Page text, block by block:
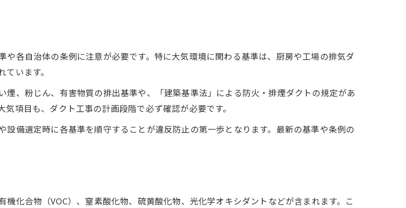
各自治体の条例に注意が必要です。特に大気環境に関わる基準は、厨房や工場の排気ダ
います。
、粉じん、有害物質の排出基準や、「建築基準法」による防火・排煙ダクトの規定があ
項目も、ダクト工事の計画段階で必ず確認が必要です。
備選定時に各基準を順守することが違反防止の第一歩となります。最新の基準や条例の
化合物（VOC）、窒素酸化物、硫黄酸化物、光化学オキシダントなどが含まれます。こ